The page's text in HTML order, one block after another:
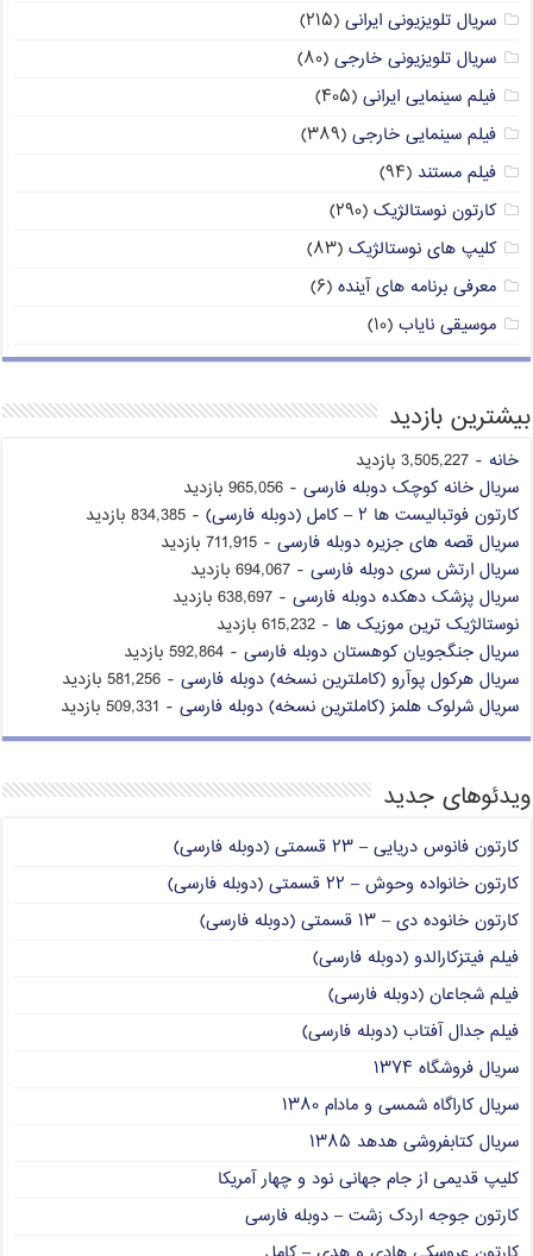
سریال تلویزیونی ایرانی (۲۱۵)
سریال تلویزیونی خارجی (۸۰)
فیلم سینمایی ایرانی (۴۰۵)
فیلم سینمایی خارجی (۳۸۹)
فیلم مستند (۹۴)
کارتون نوستالژیک (۲۹۰)
کلیپ های نوستالژیک (۸۳)
معرفی برنامه های آینده (۶)
موسیقی نایاب (۱۰)
بیشترین بازدید
خانه - 3,505,227 بازدید
سریال خانه کوچک دوبله فارسی - 965,056 بازدید
کارتون فوتبالیست ها ۲ – کامل (دوبله فارسی)
- 834,385 بازدید
سریال قصه های جزیره دوبله فارسی - 711,915 بازدید
سریال ارتش سری دوبله فارسی - 694,067 بازدید
سریال پزشک دهکده دوبله فارسی - 638,697 بازدید
نوستالژیک ترین موزیک ها - 615,232 بازدید
سریال جنگجویان کوهستان دوبله فارسی - 592,864 بازدید
سریال هرکول پوآرو (کاملترین نسخه) دوبله فارسی - 581,256 بازدید
سریال شرلوک هلمز (کاملترین نسخه) دوبله فارسی - 509,331 بازدید
ویدئوهای جدید
کارتون فانوس دریایی – ۲۳ قسمتی (دوبله فارسی)
کارتون خانواده وحوش – ۲۲ قسمتی (دوبله فارسی)
کارتون خانوده دی – ۱۳ قسمتی (دوبله فارسی)
فیلم فیتزکارالدو (دوبله فارسی)
فیلم شجاعان (دوبله فارسی)
فیلم جدال آفتاب (دوبله فارسی)
سریال فروشگاه ۱۳۷۴
سریال کاراگاه شمسی و مادام ۱۳۸۰
سریال کتابفروشی هدهد ۱۳۸۵
کلیپ قدیمی از جام جهانی نود و چهار آمریکا
کارتون جوجه اردک زشت – دوبله فارسی